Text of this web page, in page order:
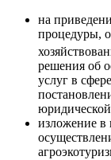
на
процедуры,
решения об
услуг в
изложение в